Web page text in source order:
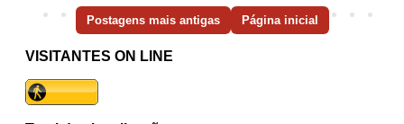
Respeitamos muito, mas queremos o
título, queremos vencer o Tigre”, disse
Ricardo Menezes, técnico do Sport, que
foi vice em 2011.
Postagens mais antigas Página inicial
VISITANTES ON LINE